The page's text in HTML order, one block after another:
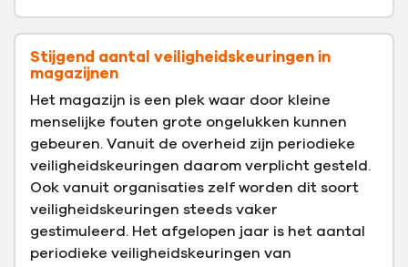
Stijgend aantal veiligheidskeuringen in
magazijnen
Het magazijn is een plek waar door kleine
menselijke fouten grote ongelukken kunnen
gebeuren. Vanuit de overheid zijn periodieke
veiligheidskeuringen daarom verplicht gesteld.
Ook vanuit organisaties zelf worden dit soort
veiligheidskeuringen steeds vaker
gestimuleerd. Het afgelopen jaar is het aantal
periodieke veiligheidskeuringen van